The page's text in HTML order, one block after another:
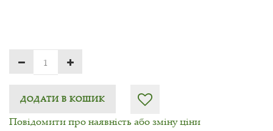
ДОДАТИ В КОШИК
Повідомити про наявність або зміну ціни